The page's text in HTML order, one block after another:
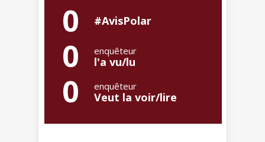
0 #AvisPolar
0 enquêteur
l'a vu/lu
0 enquêteur
Veut la voir/lire